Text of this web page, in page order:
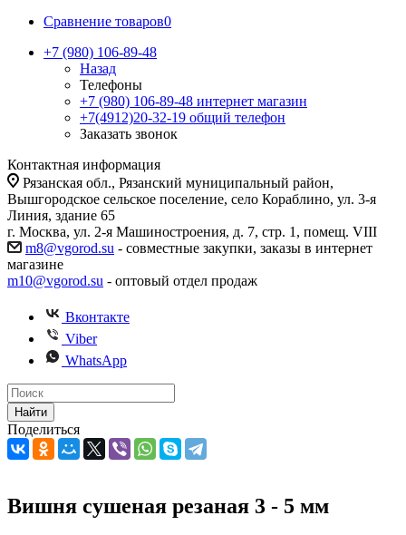
Сравнение товаров0
+7 (980) 106-89-48
Назад
Телефоны
+7 (980) 106-89-48 интернет магазин
+7(4912)20-32-19 общий телефон
Заказать звонок
Контактная информация
Рязанская обл., Рязанский муниципальный район,
Вышгородское сельское поселение, село Кораблино, ул. 3-я
Линия, здание 65
г. Москва, ул. 2-я Машиностроения, д. 7, стр. 1, помещ. VIII
m8@vgorod.su - совместные закупки, заказы в интернет
магазине
m10@vgorod.su - оптовый отдел продаж
Вконтакте
Viber
WhatsApp
Найти
Поделиться
Вишня сушеная резаная 3 - 5 мм